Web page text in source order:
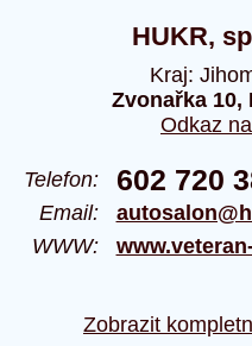
HUKR,
Kraj:
Zvonařka 10,
Odkaz
Telefon: 602 720
Email:
WWW:
Zobrazit